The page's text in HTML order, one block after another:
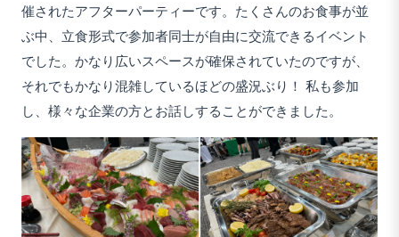
催されたアフターパーティーです。たくさんのお食事が並
ぶ中、立食形式で参加者同士が自由に交流できるイベント
でした。かなり広いスペースが確保されていたのですが、
それでもかなり混雑しているほどの盛況ぶり！ 私も参加
し、様々な企業の方とお話しすることができました。